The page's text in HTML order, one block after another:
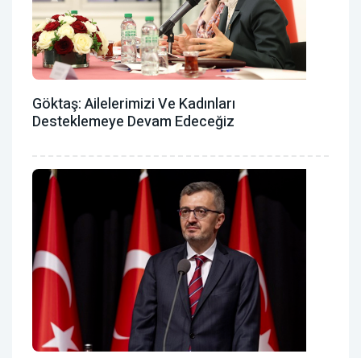
Göktaş: Ailelerimizi Ve Kadınları
Desteklemeye Devam Edeceğiz